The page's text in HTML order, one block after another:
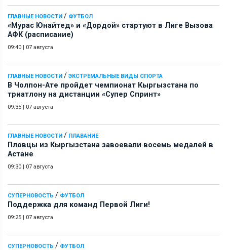
ГЛАВНЫЕ НОВОСТИ / ФУТБОЛ
«Мурас Юнайтед» и «Дордой» стартуют в Лиге Вызова
АФК (расписание)
09:40 | 07 августа
ГЛАВНЫЕ НОВОСТИ / ЭКСТРЕМАЛЬНЫЕ ВИДЫ СПОРТА
В Чолпон-Ате пройдет чемпионат Кыргызстана по
триатлону на дистанции «Супер Спринт»
09:35 | 07 августа
ГЛАВНЫЕ НОВОСТИ / ПЛАВАНИЕ
Пловцы из Кыргызстана завоевали восемь медалей в
Астане
09:30 | 07 августа
СУПЕРНОВОСТЬ / ФУТБОЛ
Поддержка для команд Первой Лиги!
09:25 | 07 августа
СУПЕРНОВОСТЬ / ФУТБОЛ